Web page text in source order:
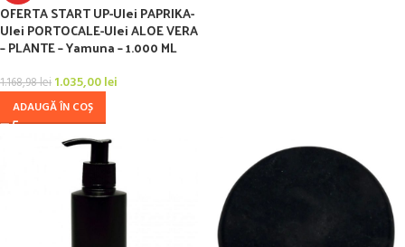
OFERTA START UP-Ulei PAPRIKA-
Ulei PORTOCALE-Ulei ALOE VERA
– PLANTE – Yamuna – 1.000 ML
1.168,98lei 1.035,00lei
ADAUGĂ ÎN COȘ